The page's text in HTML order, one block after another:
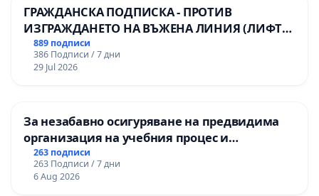
ГРАЖДАНСКА ПОДПИСКА - ПРОТИВ
ИЗГРАЖДАНЕТО НА ВЪЖЕНА ЛИНИЯ (ЛИФТ)
НА ТЕРИТОРИЯТА НА ПРИРОДНА
ЗАБЕЛЕЖИТЕЛНОСТ „ХЪЛМ НА
ОСВОБОДИТЕЛИТЕ“ (БУНАРДЖИК)
889 подписи
386 Подписи / 7 дни
29 Jul 2026
За незабавно осигуряване на предвидима
организация на учебния процес и
гарантиране на правото на равнопоставено
и качествено образование на учениците от
ОУ „Княз Александър I“ и Хуманитарна
263 подписи
263 Подписи / 7 дни
6 Aug 2026